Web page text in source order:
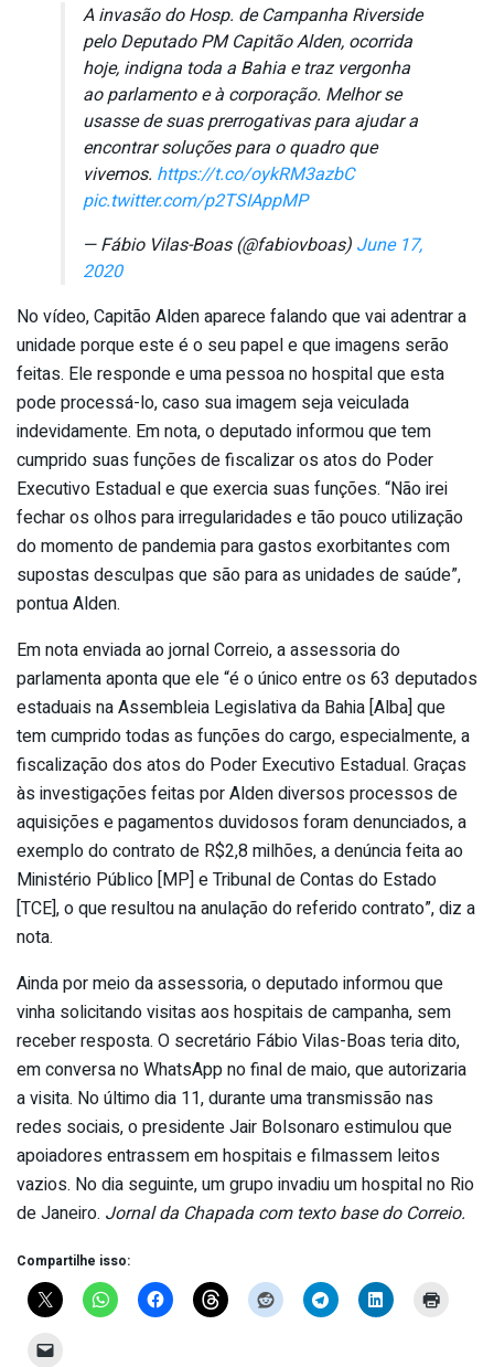
A invasão do Hosp. de Campanha Riverside
pelo Deputado PM Capitão Alden, ocorrida
hoje, indigna toda a Bahia e traz vergonha
ao parlamento e à corporação. Melhor se
usasse de suas prerrogativas para ajudar a
encontrar soluções para o quadro que
vivemos. https://t.co/oykRM3azbC
pic.twitter.com/p2TSIAppMP
— Fábio Vilas-Boas (@fabiovboas) June 17,
2020
No vídeo, Capitão Alden aparece falando que vai adentrar a
unidade porque este é o seu papel e que imagens serão
feitas. Ele responde e uma pessoa no hospital que esta
pode processá-lo, caso sua imagem seja veiculada
indevidamente. Em nota, o deputado informou que tem
cumprido suas funções de fiscalizar os atos do Poder
Executivo Estadual e que exercia suas funções. “Não irei
fechar os olhos para irregularidades e tão pouco utilização
do momento de pandemia para gastos exorbitantes com
supostas desculpas que são para as unidades de saúde”,
pontua Alden.
Em nota enviada ao jornal Correio, a assessoria do
parlamenta aponta que ele “é o único entre os 63 deputados
estaduais na Assembleia Legislativa da Bahia [Alba] que
tem cumprido todas as funções do cargo, especialmente, a
fiscalização dos atos do Poder Executivo Estadual. Graças
às investigações feitas por Alden diversos processos de
aquisições e pagamentos duvidosos foram denunciados, a
exemplo do contrato de R$2,8 milhões, a denúncia feita ao
Ministério Público [MP] e Tribunal de Contas do Estado
[TCE], o que resultou na anulação do referido contrato”, diz a
nota.
Ainda por meio da assessoria, o deputado informou que
vinha solicitando visitas aos hospitais de campanha, sem
receber resposta. O secretário Fábio Vilas-Boas teria dito,
em conversa no WhatsApp no final de maio, que autorizaria
a visita. No último dia 11, durante uma transmissão nas
redes sociais, o presidente Jair Bolsonaro estimulou que
apoiadores entrassem em hospitais e filmassem leitos
vazios. No dia seguinte, um grupo invadiu um hospital no Rio
de Janeiro. Jornal da Chapada com texto base do Correio.
Compartilhe isso: